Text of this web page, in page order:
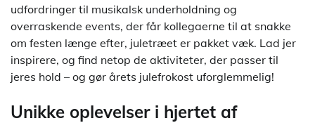
udfordringer til musikalsk underholdning og
overraskende events, der får kollegaerne til at snakke
om festen længe efter, juletræet er pakket væk. Lad jer
inspirere, og find netop de aktiviteter, der passer til
jeres hold – og gør årets julefrokost uforglemmelig!
Unikke oplevelser i hjertet af